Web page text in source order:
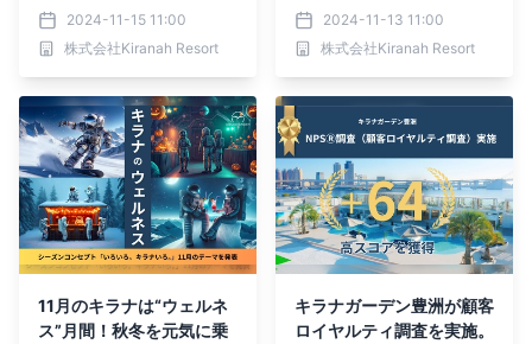
月1日（日）～30日（月）
【キラナガーデン豊洲】
2024-11-15 11:00
株式会社Kiranah Resort
復活：2024年12月14日
（土）・15日（日）開催
【キラナガーデン豊洲】
2024-11-13 11:00
株式会社Kiranah Resort
11月のキラナは“ウェルネ
ス”月間！秋冬を元気に乗
キラナガーデン豊洲が顧客
ロイヤルティ調査を実施。